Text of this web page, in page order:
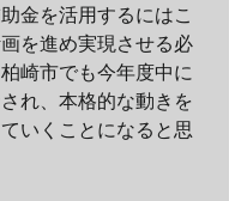
金を活用するにはこ
を進め実現させる必
崎市でも今年度中に
れ、本格的な動きを
いくことになると思